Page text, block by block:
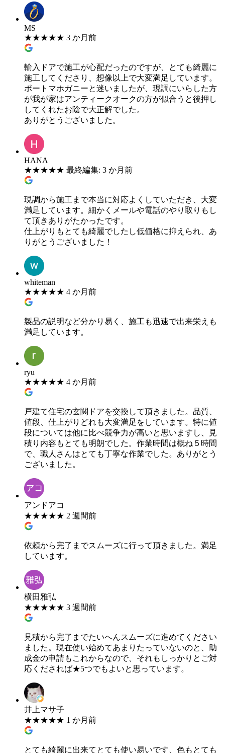
MS
★★★★★ 3 か月前
輸入ドアで施工が心配だったのですが、とても綺麗に
施工してくださり、想像以上で大変満足しています。
ポートマホガニーと迷いましたが、現調にいらした方
が我が家はアンティークオークの方が似合うと後押し
してくれたお陰で大正解でした。
ありがとうございました。
HANA
★★★★★ 最終編集: 3 か月前
現調から施工まで本当に対応よくしていただき、大変
満足しています。細かくメールや電話のやり取りもし
て頂きありがたかったです。
仕上がりもとても綺麗でしたし低価格に抑えられ、あ
りがとうございました！
whiteman
★★★★★ 4 か月前
製品の説明など分かり易く、施工も迅速で出来栄えも
満足しています。
ryu
★★★★★ 4 か月前
戸建て住宅の玄関ドアを交換して頂きました。品質、
値段、仕上がりどれも大変満足をしています。特に値
段については他に比べ競争力が高いと思いますし、見
積り内容もとても明朗でした。作業時間は概ね５時間
で、職人さんはとても丁寧な作業でした。ありがとう
ございました。
アンドアコ
★★★★★ 2 週間前
依頼から完了までスムーズに行って頂きました。満足
しています。
横田雅弘
★★★★★ 3 週間前
見積から完了までたいへんスムーズに進めてください
ました。現在使い始めてあまりたっていないのと、助
成金の申請もこれからなので、それもしっかりとご対
応くだされば★5つでもよいと思っています。
井上マサ子
★★★★★ 1 か月前
とても綺麗に出来てとても使い易いです、色もとても